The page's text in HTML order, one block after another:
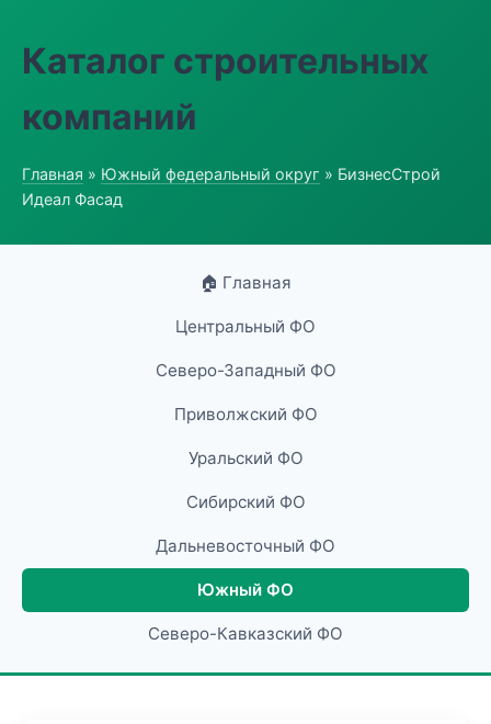
Каталог строительных
компаний
Главная » Южный федеральный округ » БизнесСтрой
Идеал Фасад
🏠 Главная
Центральный ФО
Северо-Западный ФО
Приволжский ФО
Уральский ФО
Сибирский ФО
Дальневосточный ФО
Южный ФО
Северо-Кавказский ФО